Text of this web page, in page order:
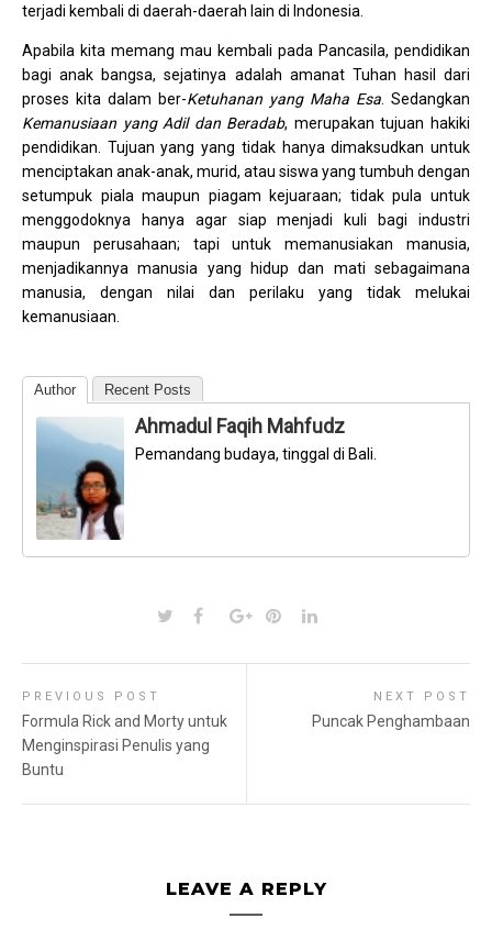
terjadi kembali di daerah-daerah lain di Indonesia.
Apabila kita memang mau kembali pada Pancasila, pendidikan
bagi anak bangsa, sejatinya adalah amanat Tuhan hasil dari
proses kita dalam ber-Ketuhanan yang Maha Esa . Sedangkan
Kemanusiaan yang Adil dan Beradab, merupakan tujuan hakiki
pendidikan. Tujuan yang yang tidak hanya dimaksudkan untuk
menciptakan anak-anak, murid, atau siswa yang tumbuh dengan
setumpuk piala maupun piagam kejuaraan; tidak pula untuk
menggodoknya hanya agar siap menjadi kuli bagi industri
maupun perusahaan; tapi untuk memanusiakan manusia,
menjadikannya manusia yang hidup dan mati sebagaimana
manusia, dengan nilai dan perilaku yang tidak melukai
kemanusiaan.
Author Recent Posts
Ahmadul Faqih Mahfudz
Pemandang budaya, tinggal di Bali.
PREVIOUS POST
Formula Rick and Morty untuk
Menginspirasi Penulis yang
Buntu
NEXT POST
Puncak Penghambaan
LEAVE A REPLY